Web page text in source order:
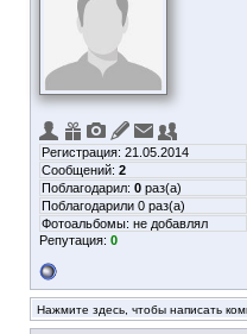
Регистрация: 21.05.2014
Сообщений: 2
Поблагодарил: 0 раз(а)
Поблагодарили 0 раз(а)
Фотоальбомы: не добавлял
Репутация: 0
Нажмите здесь, чтобы написать